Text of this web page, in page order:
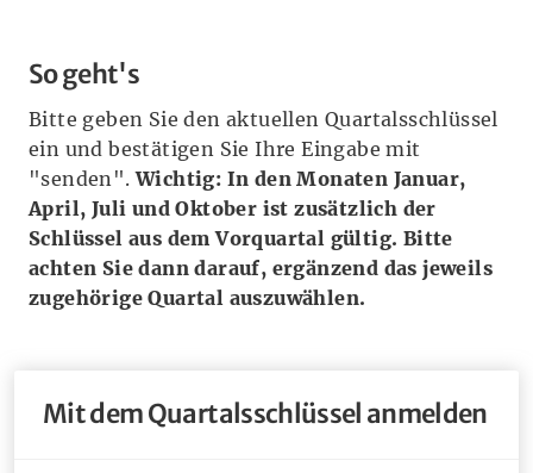
So geht's
Bitte geben Sie den aktuellen Quartalsschlüssel
ein und bestätigen Sie Ihre Eingabe mit
"senden".Wichtig: In den Monaten Januar,
April, Juli und Oktober ist zusätzlich der
Schlüssel aus dem Vorquartal gültig. Bitte
achten Sie dann darauf, ergänzend das jeweils
zugehörige Quartal auszuwählen.
Mit dem Quartalsschlüssel anmelden